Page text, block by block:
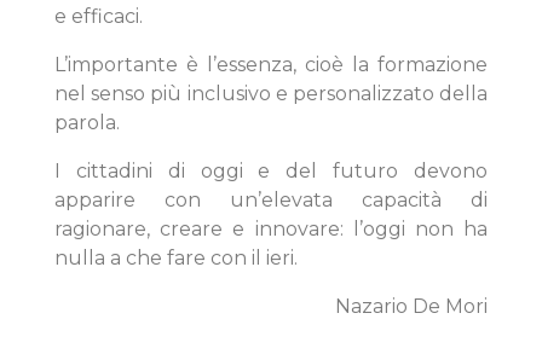
e efficaci.
L’importante è l’essenza, cioè la formazione
nel senso più inclusivo e personalizzato della
parola.
I cittadini di oggi e del futuro devono
apparire con un’elevata capacità di
ragionare, creare e innovare: l’oggi non ha
nulla a che fare con il ieri.
Nazario De Mori